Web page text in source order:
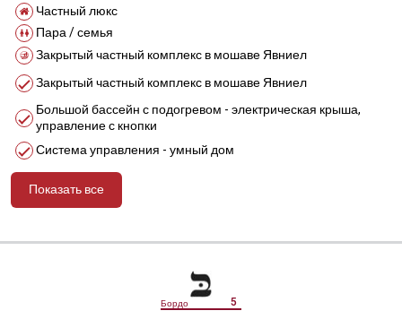
Частный люкс
Пара / семья
Закрытый частный комплекс в мошаве Явниел
Закрытый частный комплекс в мошаве Явниел
Большой бассейн с подогревом - электрическая крыша,
управление с кнопки
Система управления - умный дом
Показать все
Бордо 5